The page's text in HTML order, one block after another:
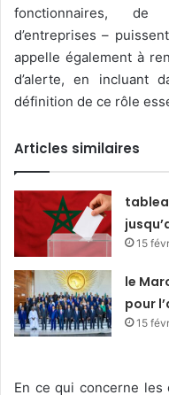
fonctionnaires, de
d’entreprises –
appelle également à
d’alerte, en incluant
définition de ce rôle
Articles similaires
15
le
pour
15
En ce qui concerne